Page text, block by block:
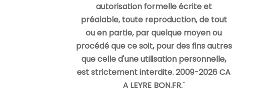
autorisation formelle écrite et
préalable, toute reproduction, de tout
ou en partie, par quelque moyen ou
procédé que ce soit, pour des fins autres
que celle d'une utilisation personnelle,
est strictement interdite. 2009-2026 CA
A LEYRE BON.FR."